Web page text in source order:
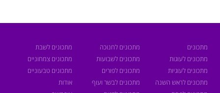
מתכונים
מתכונים לעוגות
מתכונים לעוגיות
מתכונים לראש השנה
מתכונים לחנוכה
מתכונים לשבועות
מתכונים לפורים
מתכונים לבשר ועוף
מתכונים לשבת
מתכונים צמחוניים
מתכונים טבעוניים
אודות